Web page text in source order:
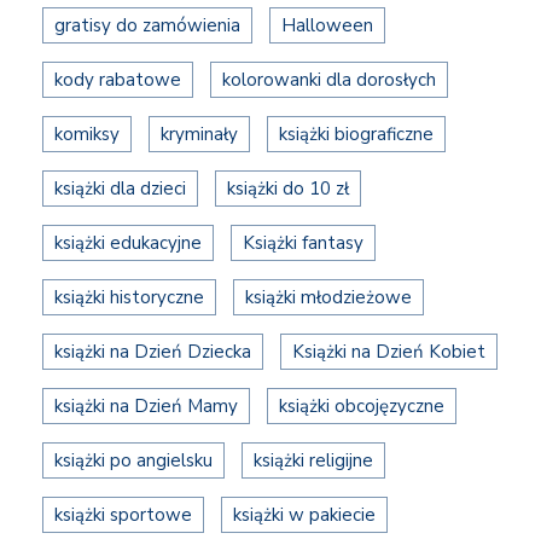
gratisy do zamówienia Halloween
kody rabatowe kolorowanki dla dorosłych
komiksy kryminały książki biograficzne
książki dla dzieci książki do 10 zł
książki edukacyjne Książki fantasy
książki historyczne książki młodzieżowe
książki na Dzień Dziecka Książki na Dzień Kobiet
książki na Dzień Mamy książki obcojęzyczne
książki po angielsku książki religijne
książki sportowe książki w pakiecie